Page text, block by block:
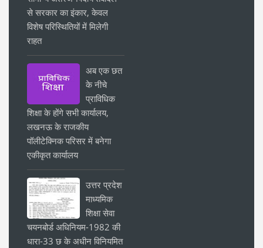
से सरकार का इंकार, केवल
विशेष परिस्थितियों में मिलेगी
राहत
अब एक छत
के नीचे
प्राविधिक
शिक्षा के होंगे सभी कार्यालय,
लखनऊ के राजकीय
पॉलीटेक्निक परिसर में बनेगा
एकीकृत कार्यालय
उत्तर प्रदेश
माध्यमिक
शिक्षा सेवा
चयनबोर्ड अधिनियम-1982 की
धारा-33 छ के अधीन विनियमित